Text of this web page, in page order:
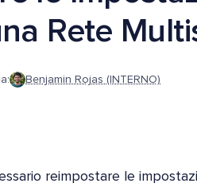
Rete
Benjamin Rojas (INTERNO)
reimpostare le